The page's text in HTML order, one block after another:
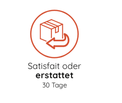
Satisfait oder
erstattet
30 Tage